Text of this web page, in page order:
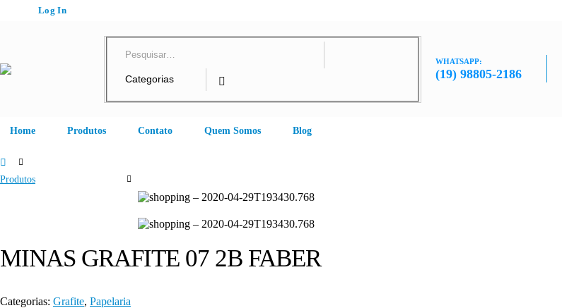
Log In
WHATSAPP:
(19) 98805-2186
Home Produtos Contato Quem Somos Blog
Produtos
MINAS GRAFITE 07 2B FABER
Categorias: Grafite, Papelaria